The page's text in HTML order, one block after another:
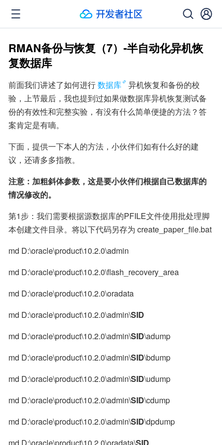
RMAN备份与恢复（7）-半自动化异机恢
复数据库
前面我们讲述了如何进行数据库
异机恢复和备份的校
验，上节最后，我也提到过如果做数据库异机恢复测试备
份的有效性和完整实验，有没有什么简单便捷的方法？答
案肯定是有嘀。
下面，提供一下本人的方法，小伙伴们如有什么好的建
议，还请多多指教。
注意：加粗斜体参数，这是要小伙伴们根据自己数据库的
情况修改的。
第1步：我们需要根据源数据库的PFILE文件使用批处理脚
本创建文件目录。将以下代码另存为 create_paper_file.bat
md D:\oracle\product\10.2.0\admin
md D:\oracle\product\10.2.0\flash_recovery_area
md D:\oracle\product\10.2.0\oradata
md D:\oracle\product\10.2.0\admin\SID
md D:\oracle\product\10.2.0\admin\SID\adump
md D:\oracle\product\10.2.0\admin\SID\bdump
md D:\oracle\product\10.2.0\admin\SID\udump
md D:\oracle\product\10.2.0\admin\SID\cdump
md D:\oracle\product\10.2.0\admin\SID\dpdump